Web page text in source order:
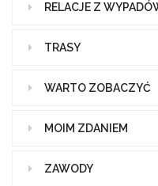
RELACJE Z
TRASY
WARTO ZOBACZYĆ
MOIM ZDANIEM
ZAWODY